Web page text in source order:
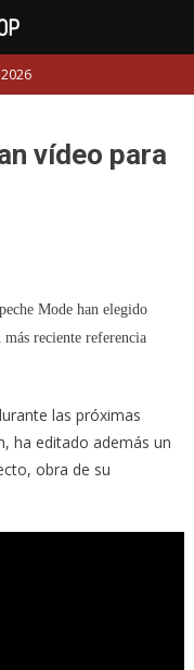
vídeo para
Mode han elegido
reciente referencia
las próximas
ha editado además un
obra de su